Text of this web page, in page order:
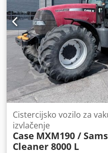
Cistercijsko vozilo za
izvlačenje
Case MXM190 /
Cleaner 8000 L